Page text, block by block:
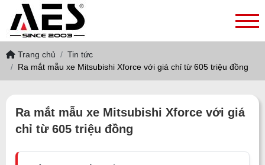
Trang chủ
Tin tức
Ra mắt mẫu xe Mitsubishi Xforce với giá chỉ từ 605 triệu đồng
Ra mắt mẫu xe Mitsubishi Xforce với giá
chỉ từ 605 triệu đồng